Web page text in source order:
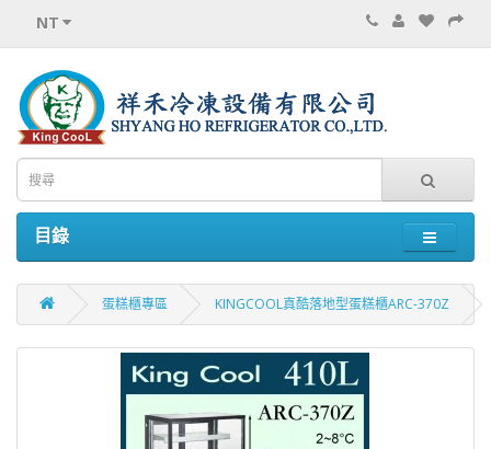
NT
目錄
蛋糕櫃專區 KINGCOOL真酷落地型蛋糕櫃ARC-370Z